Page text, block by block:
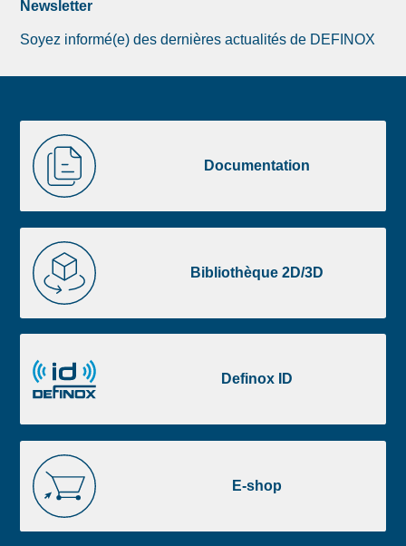
Newsletter
Soyez informé(e) des dernières actualités de DEFINOX
Image
de
liste
footer
Documentation
Documentation
Bibliothèque 2D/3D
Bibliothèque
2D/3D
Definox ID
ID
E-shop
shop